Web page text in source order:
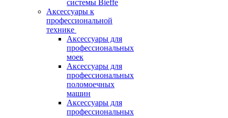
системы Bieffe
Аксессуары к
профессиональной
технике
Аксессуары для
профессиональных
моек
Аксессуары для
профессиональных
поломоечных
машин
Аксессуары для
профессиональных